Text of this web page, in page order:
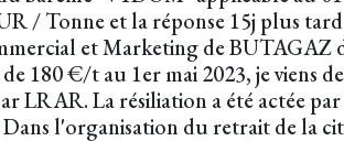
/ Tonne et la réponse 15j plus
et Marketing de BUTAGAZ
180 €/t au 1er mai 2023, je viens
LRAR. La résiliation a été actée
Dans l'organisation du retrait de la